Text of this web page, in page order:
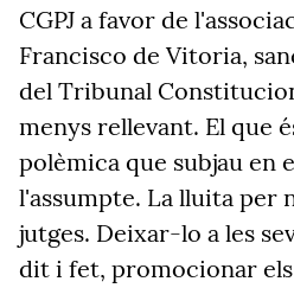
CGPJ a favor de
Francisco de Vitoria,
del Tribunal
menys rellevant. El que
polèmica que subjau en
l'assumpte. La lluita per
jutges. Deixar-lo a les
dit i fet, promocionar